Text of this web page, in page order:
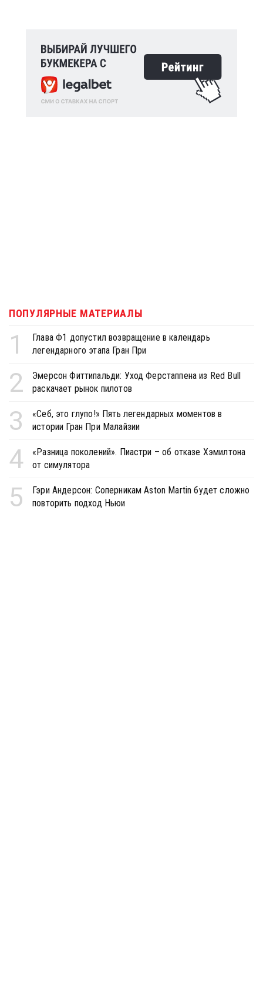
ПОПУЛЯРНЫЕ МАТЕРИАЛЫ
1
Глава Ф1 допустил возвращение в календарь
легендарного этапа Гран При
2
Эмерсон Фиттипальди: Уход Ферстаппена из Red Bull
раскачает рынок пилотов
3
«Себ, это глупо!» Пять легендарных моментов в
истории Гран При Малайзии
4
«Разница поколений». Пиастри – об отказе Хэмилтона
от симулятора
5
Гэри Андерсон: Соперникам Aston Martin будет сложно
повторить подход Ньюи